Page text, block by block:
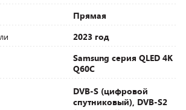
Прямая
2023 год
Samsung серия QLED 4K
Q60C
DVB-S (цифровой
спутниковый), DVB-S2